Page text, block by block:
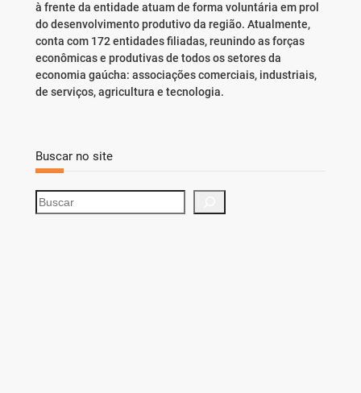
à frente da entidade atuam de forma voluntária em prol
do desenvolvimento produtivo da região. Atualmente,
conta com 172 entidades filiadas, reunindo as forças
econômicas e produtivas de todos os setores da
economia gaúcha: associações comerciais, industriais,
de serviços, agricultura e tecnologia.
Buscar no site
S
e